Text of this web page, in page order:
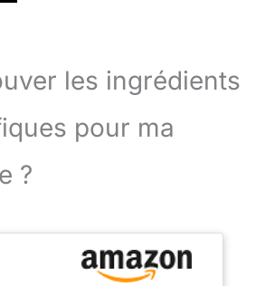
les ingrédients
pour ma
?